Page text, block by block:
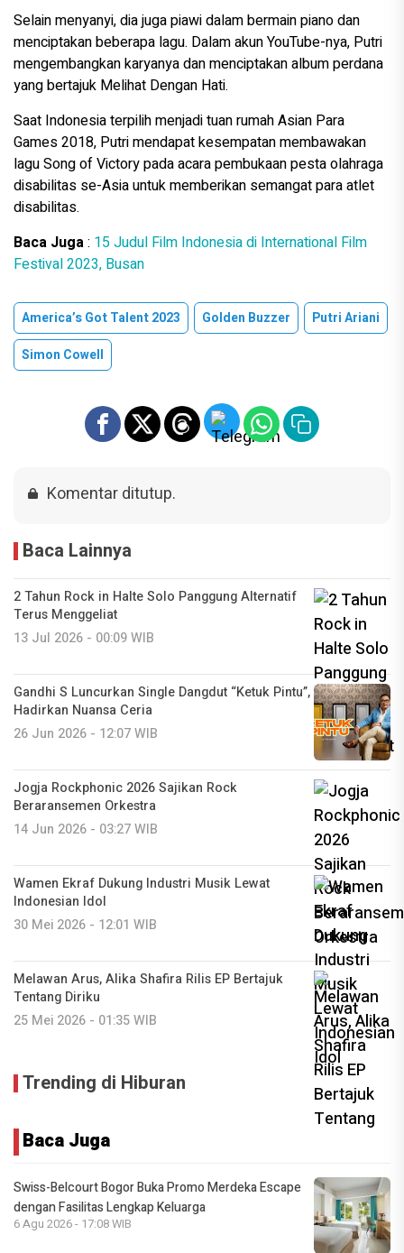
Selain menyanyi, dia juga piawi dalam bermain piano dan
menciptakan beberapa lagu. Dalam akun YouTube-nya, Putri
mengembangkan karyanya dan menciptakan album perdana
yang bertajuk Melihat Dengan Hati.
Saat Indonesia terpilih menjadi tuan rumah Asian Para
Games 2018, Putri mendapat kesempatan membawakan
lagu Song of Victory pada acara pembukaan pesta olahraga
disabilitas se-Asia untuk memberikan semangat para atlet
disabilitas.
Baca Juga: 15 Judul Film Indonesia di International Film
Festival 2023, Busan
America’s Got Talent 2023 Golden Buzzer
Putri Ariani
Simon Cowell
Komentar ditutup.
Baca Lainnya
2 Tahun Rock in Halte Solo Panggung Alternatif
Terus Menggeliat
13 Jul 2026 - 00:09 WIB
Gandhi S Luncurkan Single Dangdut “Ketuk Pintu”,
Hadirkan Nuansa Ceria
26 Jun 2026 - 12:07 WIB
Jogja Rockphonic 2026 Sajikan Rock
Beraransemen Orkestra
14 Jun 2026 - 03:27 WIB
Wamen Ekraf Dukung Industri Musik Lewat
Indonesian Idol
30 Mei 2026 - 12:01 WIB
Melawan Arus, Alika Shafira Rilis EP Bertajuk
Tentang Diriku
25 Mei 2026 - 01:35 WIB
Trending di Hiburan
Baca Juga
Swiss-Belcourt Bogor Buka Promo Merdeka Escape
dengan Fasilitas Lengkap Keluarga
6 Agu 2026 - 17:08 WIB